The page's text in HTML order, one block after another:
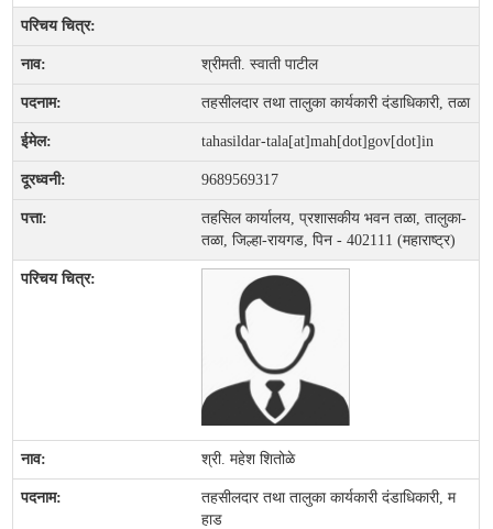
श्रीमती. स्वाती पाटील
तहसीलदार तथा तालुका कार्यकारी दंडाधिकारी, तळा
tahasildar-tala[at]mah[dot]gov[dot]in
9689569317
तहसिल कार्यालय, प्रशासकीय भवन तळा, तालुका-
तळा, जिल्हा-रायगड, पिन - 402111 (महाराष्ट्र)
श्री. महेश शितोळे
तहसीलदार तथा तालुका कार्यकारी दंडाधिकारी, म
हाड